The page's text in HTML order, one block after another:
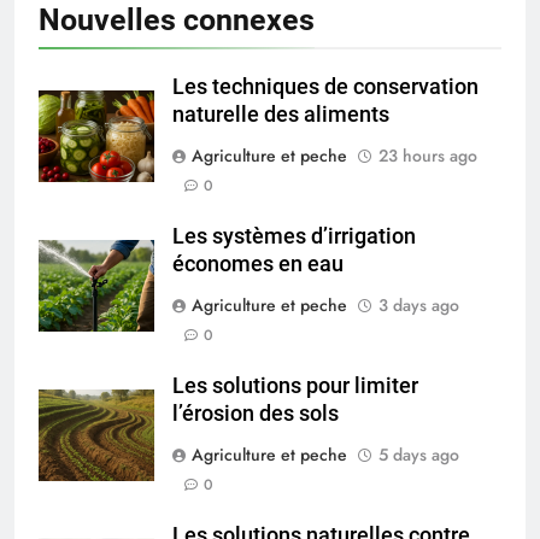
Nouvelles connexes
Les techniques de conservation
naturelle des aliments
Agriculture et peche
23 hours ago
0
Les systèmes d’irrigation
économes en eau
Agriculture et peche
3 days ago
0
Les solutions pour limiter
l’érosion des sols
Agriculture et peche
5 days ago
0